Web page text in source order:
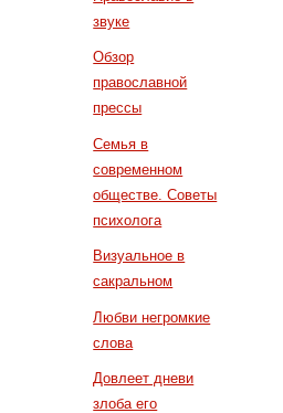
звуке
Обзор
православной
прессы
Семья в
современном
обществе. Советы
психолога
Визуальное в
сакральном
Любви негромкие
слова
Довлеет дневи
злоба его